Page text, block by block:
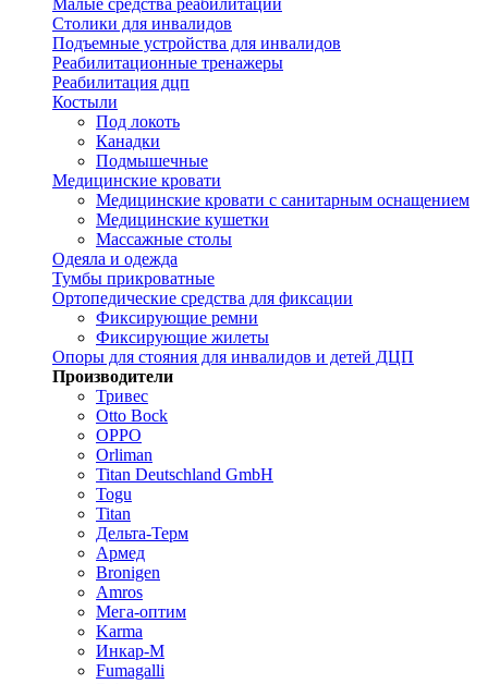
Малые средства реабилитации
Столики для инвалидов
Подъемные устройства для инвалидов
Реабилитационные тренажеры
Реабилитация дцп
Костыли
Под локоть
Канадки
Подмышечные
Медицинские кровати
Медицинские кровати с санитарным оснащением
Медицинские кушетки
Массажные столы
Одеяла и одежда
Тумбы прикроватные
Ортопедические средства для фиксации
Фиксирующие ремни
Фиксирующие жилеты
Опоры для стояния для инвалидов и детей ДЦП
Производители
Тривес
Otto Bock
OPPO
Orliman
Titan Deutschland GmbH
Togu
Titan
Дельта-Терм
Армед
Bronigen
Amros
Мега-оптим
Karma
Инкар-М
Fumagalli